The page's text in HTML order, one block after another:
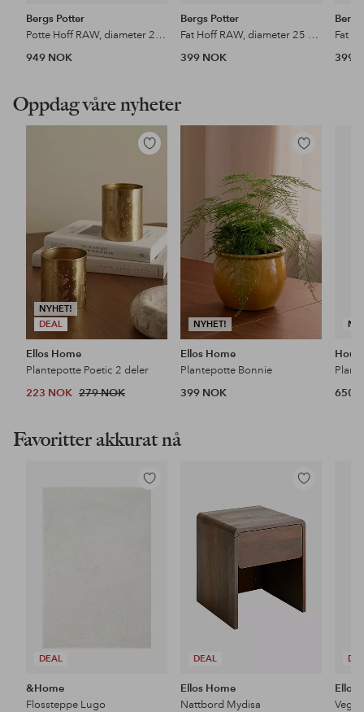
Bergs Potter
Potte Hoff RAW, diameter 25 cm
949 NOK
Bergs Potter
Fat Hoff RAW, diameter 25 cm
399 NOK
399
Oppdag våre nyheter
NYHET!
DEAL
Legg
Ellos Home
Plantepotte Poetic 2 deler
223 NOK 279 NOK
NYHET!
Legg
favoritter
Ellos Home
Plantepotte Bonnie
399 NOK
650
Favoritter akkurat nå
DEAL
Legg
&Home
Flossteppe Lugo
DEAL
Legg
favoritter
Ellos Home
Nattbord Mydisa
Ellos